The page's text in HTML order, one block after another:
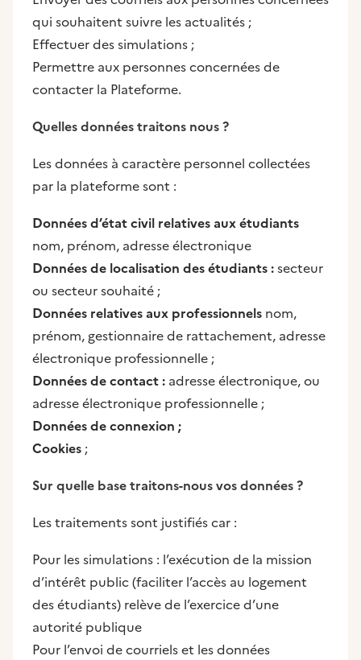
qui souhaitent suivre les actualités ;
Effectuer des simulations ;
Permettre aux personnes concernées de
contacter la Plateforme.
Quelles données traitons nous ?
Les données à caractère personnel collectées
par la plateforme sont :
Données d’état civil relatives aux étudiants
nom, prénom, adresse électronique
Données de localisation des étudiants :secteur
ou secteur souhaité ;
Données relatives aux professionnels nom,
prénom, gestionnaire de rattachement, adresse
électronique professionnelle ;
Données de contact : adresse électronique, ou
adresse électronique professionnelle ;
Données de connexion ;
Cookies ;
Sur quelle base traitons-nous vos données ?
Les traitements sont justifiés car :
Pour les simulations : l’exécution de la mission
d’intérêt public (faciliter l’accès au logement
des étudiants) relève de l’exercice d’une
autorité publique
Pour l’envoi de courriels et les données